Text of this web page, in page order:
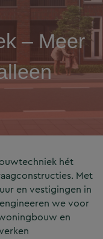
– Meer
hét
Met
en vestigingen in
we voor
en